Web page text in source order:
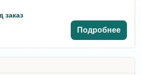
заказ
Подробнее